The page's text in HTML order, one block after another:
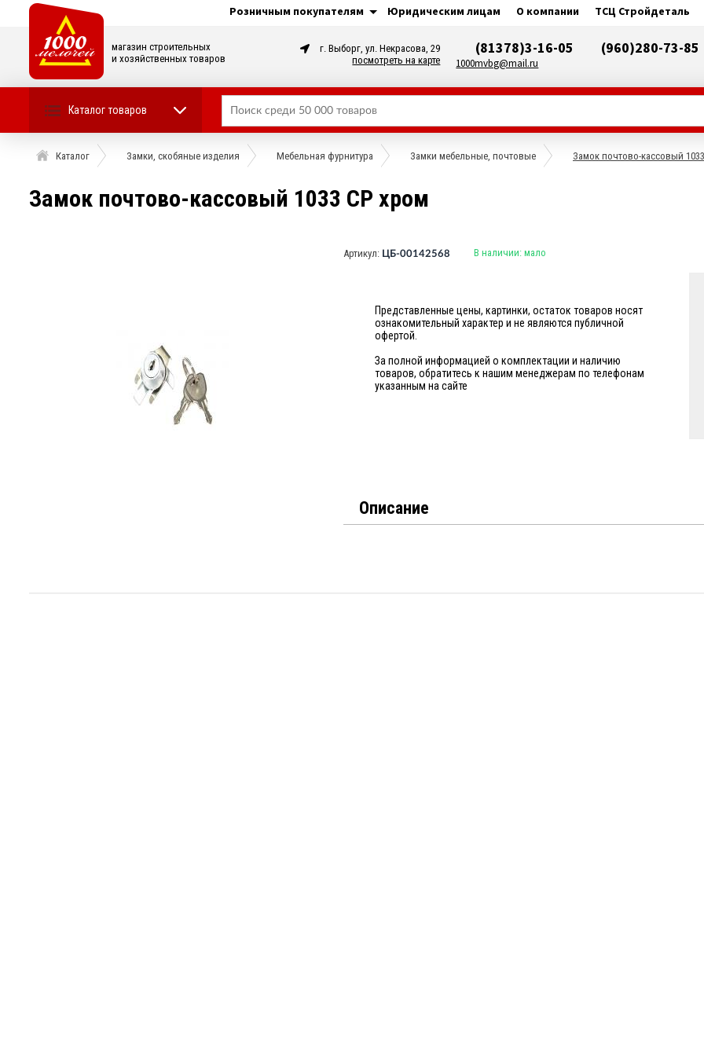
Розничным покупателям Юридическим лицам О компании ТСЦ Стройдеталь
магазин строительных
и хозяйственных товаров
г. Выборг, ул. Некрасова, 29
посмотреть на карте
(81378)3-16-05 (960)280-73-85
1000mvbg@mail.ru
Каталог товаров
Каталог Замки, скобяные изделия Мебельная фурнитура Замки мебельные, почтовые Замок почтово-кассовый
Замок почтово-кассовый 1033 СР хром
Артикул: ЦБ-00142568 В наличии: мало
Представленные цены, картинки, остаток товаров носят
ознакомительный характер и не являются публичной
офертой.
За полной информацией о комплектации и наличию
товаров, обратитесь к нашим менеджерам по телефонам
указанным на сайте
Описание